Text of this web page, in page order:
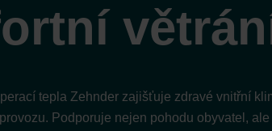
tepla Zehnder zajišťuje zdravé vnitřní
Podporuje nejen pohodu obyvatel,